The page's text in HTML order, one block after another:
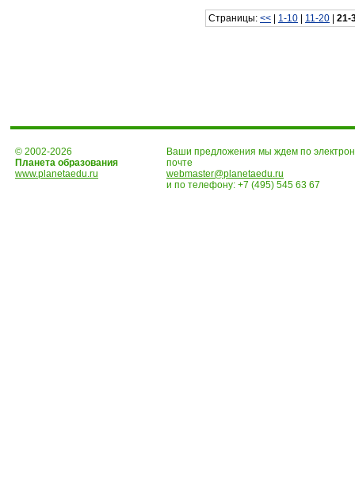
Страницы: << 1-10 11-20 21-
© 2002-2026
Планета образования
www.planetaedu.ru
Ваши предложения мы ждем по
почте
webmaster@planetaedu.ru
и по телефону: +7 (495) 545 63 67